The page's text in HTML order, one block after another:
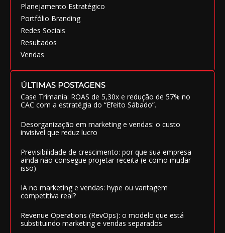
Planejamento Estratégico
Portfólio Branding
Redes Sociais
Resultados
Vendas
ÚLTIMAS POSTAGENS
Case Trimania: ROAS de 5,30x e redução de 57% no
CAC com a estratégia do “Efeito Sábado”.
Desorganização em marketing e vendas: o custo
invisível que reduz lucro
Previsibilidade de crescimento: por que sua empresa
ainda não consegue projetar receita (e como mudar
isso)
IA no marketing e vendas: hype ou vantagem
competitiva real?
Revenue Operations (RevOps): o modelo que está
substituindo marketing e vendas separados